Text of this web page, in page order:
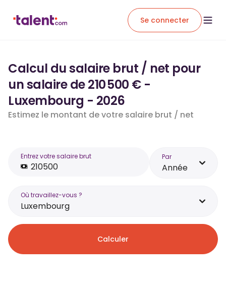
Se connecter
Calcul du salaire brut / net pour
un salaire de 210 500 € -
Luxembourg - 2026
Estimez le montant de votre salaire brut / net
Entrez votre salaire brut Par
Année
Où travaillez-vous ?
Luxembourg
Calculer